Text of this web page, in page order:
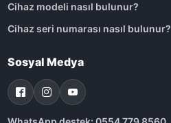
Cihaz modeli nasıl bulunur?
Cihaz seri numarası nasıl bulunur?
Sosyal Medya